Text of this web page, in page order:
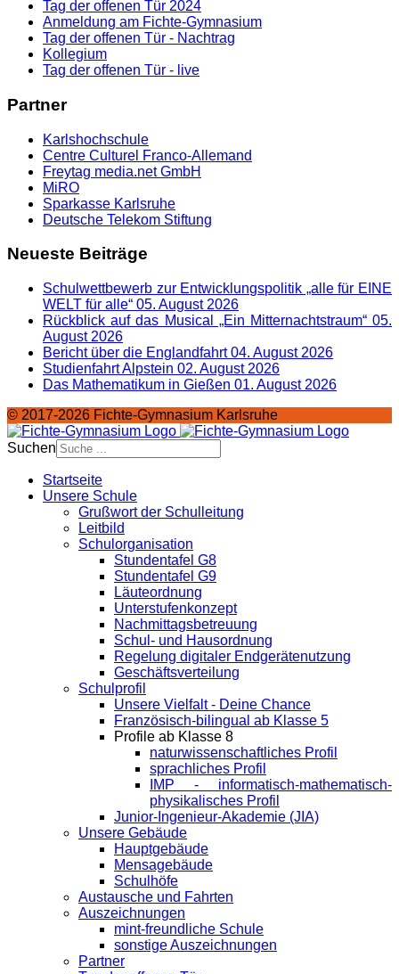
Tag der offenen Tür 2024
Anmeldung am Fichte-Gymnasium
Tag der offenen Tür - Nachtrag
Kollegium
Tag der offenen Tür - live
Partner
Karlshochschule
Centre Culturel Franco-Allemand
Freytag media.net GmbH
MiRO
Sparkasse Karlsruhe
Deutsche Telekom Stiftung
Neueste Beiträge
Schulwettbewerb zur Entwicklungspolitik „alle für EINE
WELT für alle“ 05. August 2026
Rückblick auf das Musical „Ein Mitternachtstraum“ 05.
August 2026
Bericht über die Englandfahrt04. August 2026
Studienfahrt Alpstein 02. August 2026
Das Mathematikum in Gießen 01. August 2026
© 2017-2026 Fichte-Gymnasium Karlsruhe
Suchen
Startseite
Unsere Schule
Grußwort der Schulleitung
Leitbild
Schulorganisation
Stundentafel G8
Stundentafel G9
Läuteordnung
Unterstufenkonzept
Nachmittagsbetreuung
Schul- und Hausordnung
Regelung digitaler Endgeräte­nutzung
Geschäftsverteilung
Schulprofil
Unsere Vielfalt - Deine Chance
Französisch-bilingual ab Klasse 5
Profile ab Klasse 8
naturwissenschaftliches Profil
sprachliches Profil
IMP - informatisch-mathematisch-
physikalisches Profil
Junior-Ingenieur-Akademie (JIA)
Unsere Gebäude
Hauptgebäude
Mensagebäude
Schulhöfe
Austausche und Fahrten
Auszeichnungen
mint-freundliche Schule
sonstige Auszeichnungen
Partner